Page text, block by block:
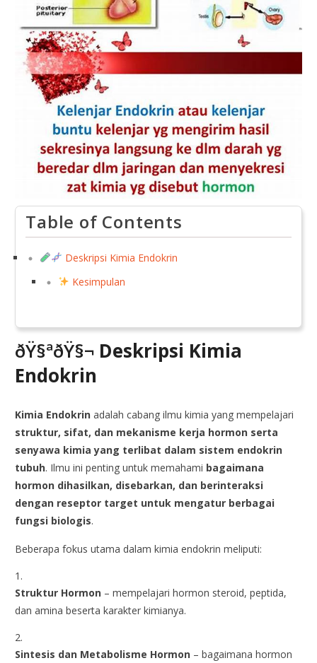
Table of Contents
Deskripsi Kimia Endokrin
Kesimpulan
ðŸ§ªðŸ§¬ Deskripsi Kimia
Endokrin
Kimia Endokrin adalah cabang ilmu kimia yang mempelajari
struktur, sifat, dan mekanisme kerja hormon serta
senyawa kimia yang terlibat dalam sistem endokrin
tubuh. Ilmu ini penting untuk memahami bagaimana
hormon dihasilkan, disebarkan, dan berinteraksi
dengan reseptor target untuk mengatur berbagai
fungsi biologis.
Beberapa fokus utama dalam kimia endokrin meliputi:
Struktur Hormon – mempelajari hormon steroid, peptida,
dan amina beserta karakter kimianya.
Sintesis dan Metabolisme Hormon – bagaimana hormon